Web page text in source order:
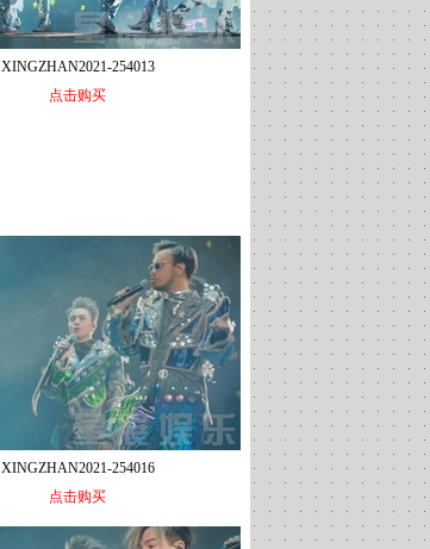
XINGZHAN2021-254013
点击购买
XINGZHAN2021-254016
点击购买